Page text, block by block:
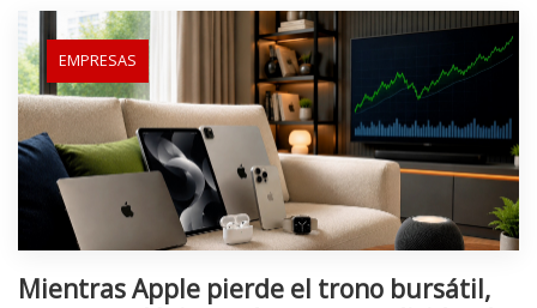
EMPRESAS
Mientras Apple pierde el trono bursátil,